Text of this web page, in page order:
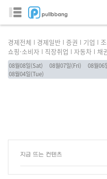
경제전체 경제일반 증권 기업
쇼핑·소비자
직장취업 자동차 채
08월08일(Sat) 08월07일(Fri) 08월06
08월04일(Tue)
지금 뜨는 컨텐츠